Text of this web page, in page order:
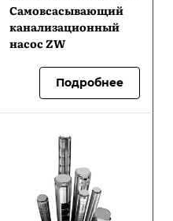
насосы для систем
Самовсасывающий
канализационный
насос ZW
Подробнее